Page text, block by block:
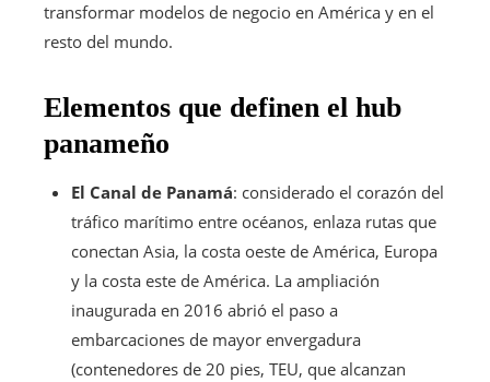
transformar modelos de negocio en América y en el
resto del mundo.
Elementos que definen el hub
panameño
El Canal de Panamá: considerado el corazón del
tráfico marítimo entre océanos, enlaza rutas que
conectan Asia, la costa oeste de América, Europa
y la costa este de América. La ampliación
inaugurada en 2016 abrió el paso a
embarcaciones de mayor envergadura
(contenedores de 20 pies, TEU, que alcanzan